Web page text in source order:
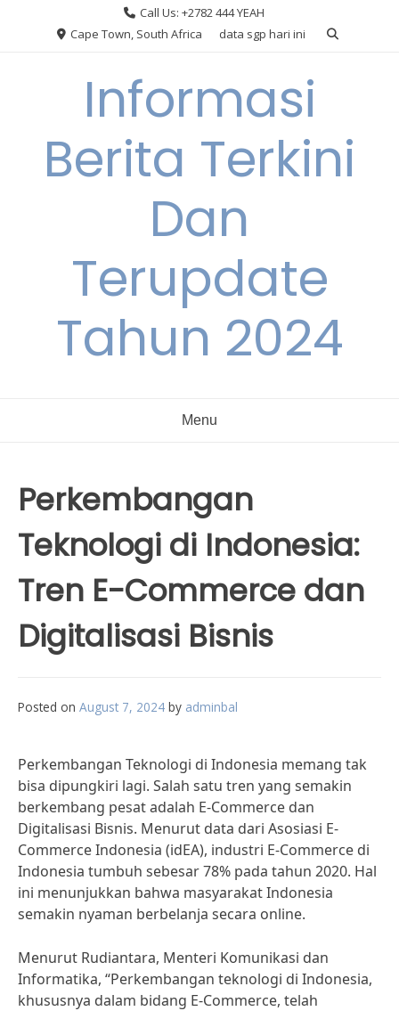
Call Us: +2782 444 YEAH
Cape Town, South Africa
data sgp hari ini
Informasi
Berita Terkini
Dan
Terupdate
Tahun 2024
Menu
Perkembangan
Teknologi di Indonesia:
Tren E-Commerce dan
Digitalisasi Bisnis
Posted on August 7, 2024 by adminbal
Perkembangan Teknologi di Indonesia memang tak
bisa dipungkiri lagi. Salah satu tren yang semakin
berkembang pesat adalah E-Commerce dan
Digitalisasi Bisnis. Menurut data dari Asosiasi E-
Commerce Indonesia (idEA), industri E-Commerce di
Indonesia tumbuh sebesar 78% pada tahun 2020. Hal
ini menunjukkan bahwa masyarakat Indonesia
semakin nyaman berbelanja secara online.
Menurut Rudiantara, Menteri Komunikasi dan
Informatika, “Perkembangan teknologi di Indonesia,
khususnya dalam bidang E-Commerce, telah